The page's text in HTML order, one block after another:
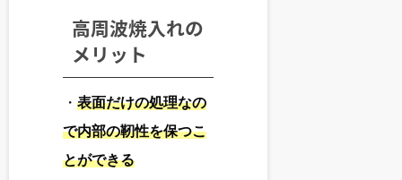
高周波焼入れの
メリット
・ 表面だけの処理なの
で内部の靭性を保つこ
とができる